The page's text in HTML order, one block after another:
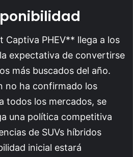
Captiva PHEV** llega a los
expectativa de convertirse
más buscados del año.
no ha confirmado los
todos los mercados, se
una política competitiva
de SUVs híbridos
inicial estará